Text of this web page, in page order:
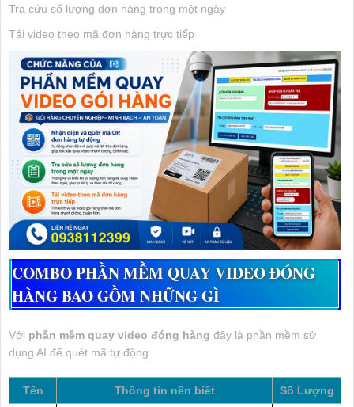
Tra cứu số lượng đơn hàng trong một ngày
Tải video theo mã đơn hàng trực tiếp
COMBO PHẦN MỀM QUAY VIDEO ĐÓNG
HÀNG BAO GỒM NHỮNG GÌ
Với phần mềm quay video đóng hàng đây là phần mềm sử
dụng AI để quét mã tự động.
Tên Thông tin nên biết Số Lượng